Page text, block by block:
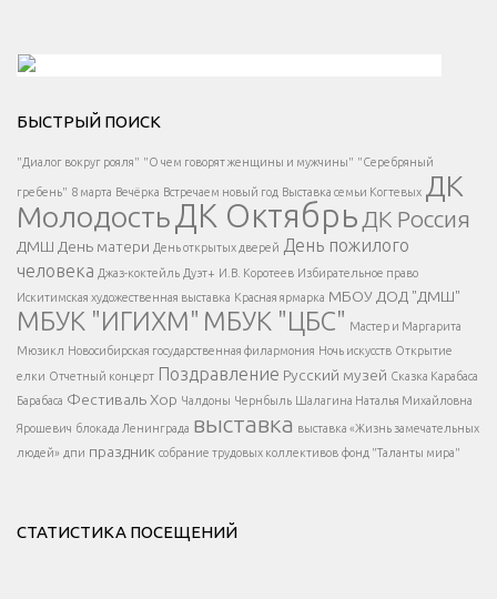
Есть вопрос?
Напишите нам
</span >
Написать
</button >
</div >
</div > </div >
БЫСТРЫЙ ПОИСК
"Диалог вокруг рояля" "О чем говорят женщины и мужчины" "Серебряный
гребень" 8 марта Вечёрка Встречаем новый год Выставка семьи Когтевых ДК
МолодостьДК Октябрь ДК Россия
ДМШ День матери День открытых дверей День пожилого
человека Джаз-коктейль Дуэт+ И.В. Коротеев Избирательное право
Искитимская художественная выставка Красная ярмарка МБОУ ДОД "ДМШ"
МБУК "ИГИХМ" МБУК "ЦБС" Мастер и Маргарита
Мюзикл Новосибирская государственная филармония Ночь искусств Открытие
елки Отчетный концерт Поздравление Русский музей Сказка Карабаса
Барабаса Фестиваль Хор Чалдоны Чернбыль Шалагина Наталья Михайловна
Ярошевич блокада Ленинграда выставка выставка «Жизнь замечательных
людей» дпи праздник собрание трудовых коллективов фонд "Таланты мира"
СТАТИСТИКА ПОСЕЩЕНИЙ